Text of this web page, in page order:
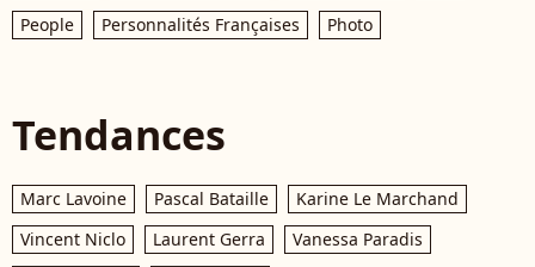
People
Personnalités Françaises Photo
Tendances
Marc Lavoine Pascal Bataille
Karine Le Marchand
Vincent Niclo
Laurent Gerra
Vanessa Paradis